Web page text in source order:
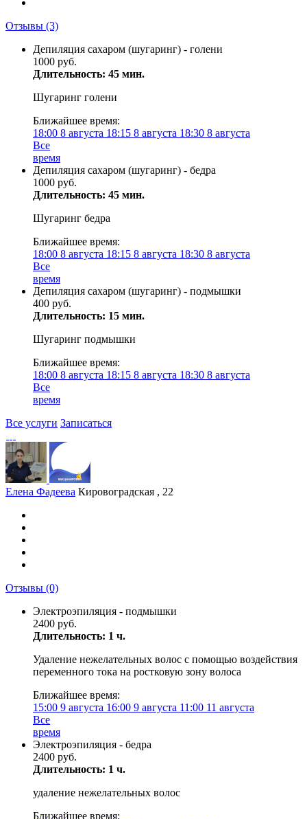
Отзывы (3)
Депиляция сахаром (шугаринг) - голени
1000 руб.
Длительность: 45 мин.
Шугаринг голени
Ближайшее время:
18:00 8 августа 18:15 8 августа 18:30 8 августа
Все
время
Депиляция сахаром (шугаринг) - бедра
1000 руб.
Длительность: 45 мин.
Шугаринг бедра
Ближайшее время:
18:00 8 августа 18:15 8 августа 18:30 8 августа
Все
время
Депиляция сахаром (шугаринг) - подмышки
400 руб.
Длительность: 15 мин.
Шугаринг подмышки
Ближайшее время:
18:00 8 августа 18:15 8 августа 18:30 8 августа
Все
время
Все услуги Записаться
Елена Фадеева Кировоградская , 22
Отзывы (0)
Электроэпиляция - подмышки
2400 руб.
Длительность: 1 ч.
Удаление нежелательных волос с помощью воздействия
переменного тока на ростковую зону волоса
Ближайшее время:
15:00 9 августа 16:00 9 августа 11:00 11 августа
Все
время
Электроэпиляция - бедра
2400 руб.
Длительность: 1 ч.
удаление нежелательных волос
Ближайшее время: